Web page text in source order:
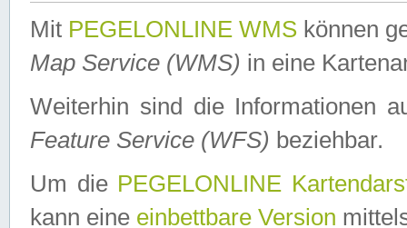
Mit PEGELONLINE WMS können
Map Service (WMS) in eine
Weiterhin sind die Informationen
Feature Service (WFS) beziehbar.
Um die PEGELONLINE
kann eine einbettbare Version